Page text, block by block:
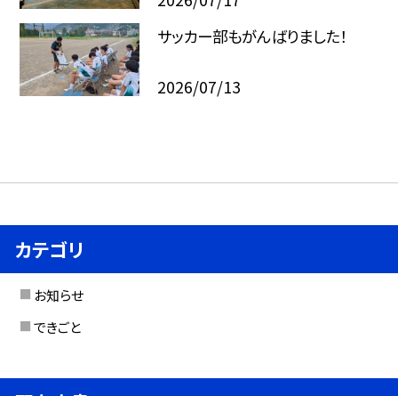
サッカー部もがんばりました！
2026/07/13
カテゴリ
お知らせ
できごと